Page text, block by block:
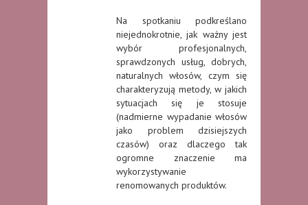
Na spotkaniu podkreślano
niejednokrotnie, jak ważny jest
wybór profesjonalnych,
sprawdzonych usług, dobrych,
naturalnych włosów, czym się
charakteryzują metody, w jakich
sytuacjach się je stosuje
(nadmierne wypadanie włosów
jako problem dzisiejszych
czasów) oraz dlaczego tak
ogromne znaczenie ma
wykorzystywanie
renomowanych produktów.